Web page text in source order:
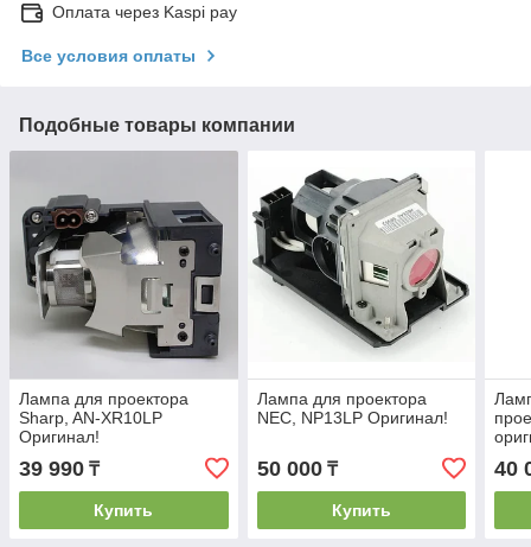
Оплата через Kaspi pay
Все условия оплаты
Подобные товары компании
Лампа для проектора
Sharp, AN-XR10LP
Оригинал!
39 990 ₸
Купить
Лампа для проектора
NEC, NP13LP Оригинал!
50 000₸
Купить
40